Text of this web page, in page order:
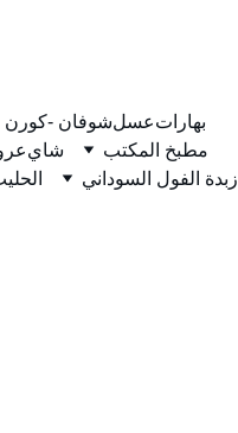
شوفان -عسلبهارات
شاي
مطبخ المكتب
زبدة الفول السوداني